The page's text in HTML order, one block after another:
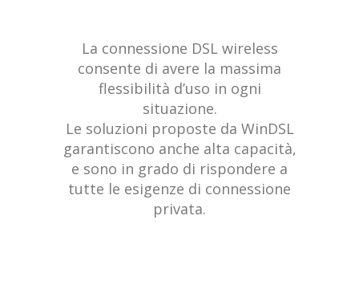
La connessione DSL wireless
consente di avere la massima
flessibilità d’uso in ogni
situazione.
Le soluzioni proposte da WinDSL
garantiscono anche alta capacità,
e sono in grado di rispondere a
tutte le esigenze di connessione
privata.